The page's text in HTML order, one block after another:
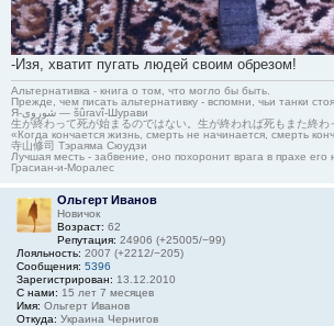
-Изя, хватит пугать людей своим обрезом!
Альтернативка - книга о том, что могло бы быть.
Прежде, чем писать альтернативку - вспомни, чьи танки
Я-شوروی — šûravî-Шурави
生が終わって死が始まるのではない。生が終われば死もまた終わ
«Когда кончается жизнь, смерть не начинается, смерть
寺山修司 Тэраяма Сюудзи
Лучшая месть - забвение, оно похоронит врага в прахе его
Грасиан-и-Моралес
Ольгерт Иванов
Новичок
Возраст: 62
Репутация: 24906 (+25005/−99)
Лояльность: 2007 (+2212/−205)
Сообщения: 5396
Зарегистрирован: 13.12.2010
С нами: 15 лет 7 месяцев
Имя: Ольгерт Иванов
Откуда: Украина Чернигов